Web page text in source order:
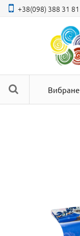
+38(098) 388 31 81
Вибране